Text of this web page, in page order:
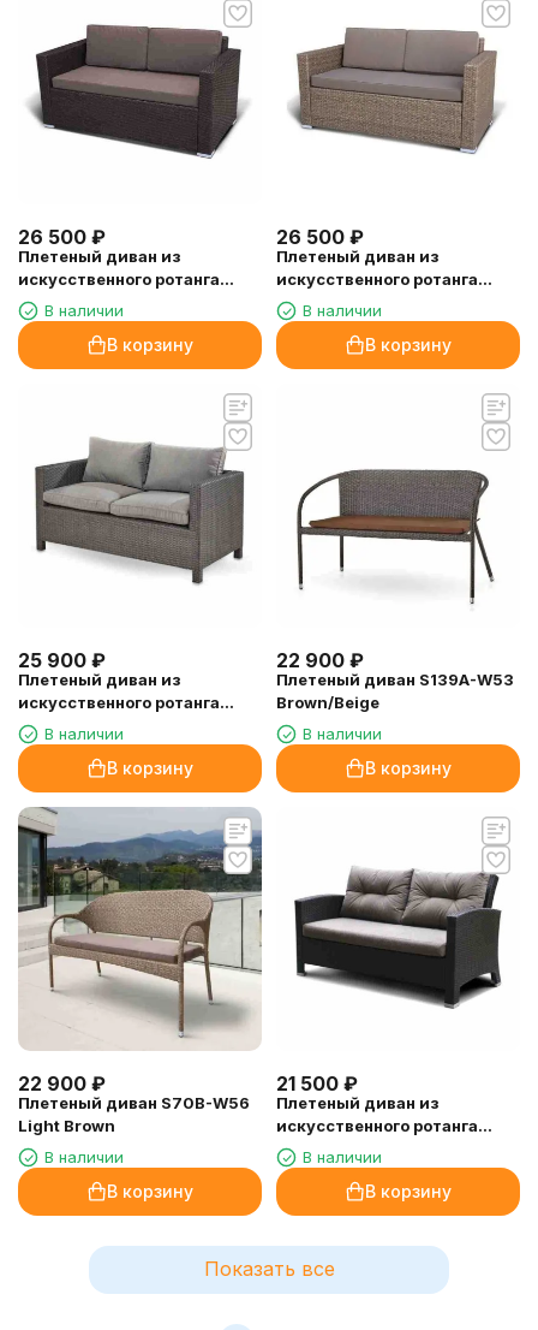
26 500 ₽
Плетеный диван из
искусственного ротанга
S52A-W53 Brown
В наличии
В корзину
26 500 ₽
Плетеный диван из
искусственного ротанга
S52B-W56 Light brown
В наличии
В корзину
25 900 ₽
Плетеный диван из
искусственного ротанга
S59A-W53 Brown
В наличии
В корзину
22 900 ₽
Плетеный диван S139A-W53
Brown/Beige
В наличии
В корзину
22 900 ₽
Плетеный диван S70B-W56
Light Brown
В наличии
В корзину
21 500 ₽
Плетеный диван из
искусственного ротанга
AFM-205B Brown/Light brown
В наличии
В корзину
Показать все